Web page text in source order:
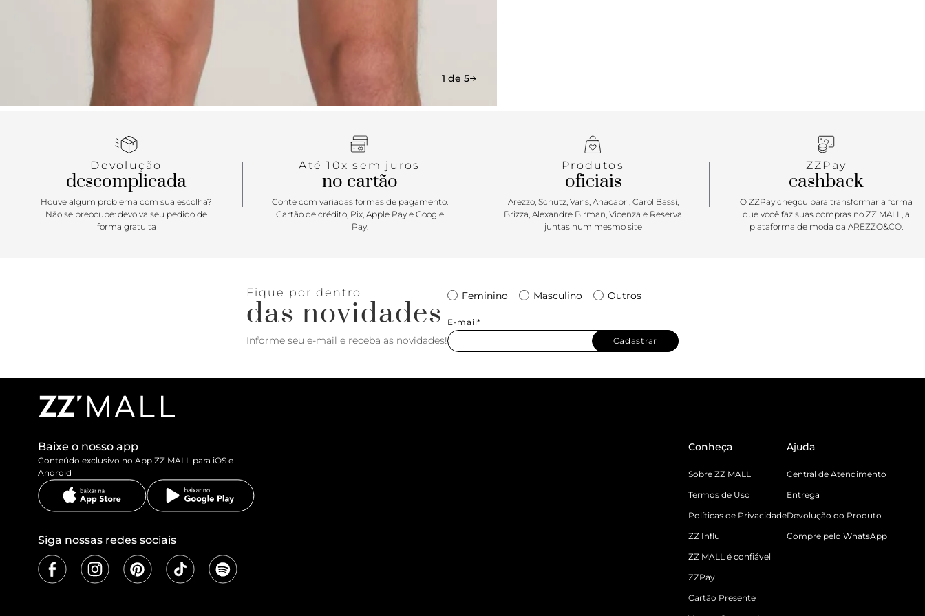
1 de 5
Devolução
descomplicada
Houve algum problema com sua escolha?
Não se preocupe: devolva seu pedido de
forma gratuita
Até 10x sem juros
no cartão
Conte com variadas formas de pagamento:
Cartão de crédito, Pix, Apple Pay e Google
Pay.
Produtos
oficiais
Arezzo, Schutz, Vans, Anacapri, Carol Bassi,
Brizza, Alexandre Birman, Vicenza e Reserva
juntas num mesmo site
ZZPay
cashback
O ZZPay chegou para transformar a forma
que você faz suas compras no ZZ MALL, a
plataforma de moda da AREZZO&CO.
Fique por dentro
das novidades
Informe seu e-mail e receba as novidades!
Feminino Masculino Outros
E-mail*
Cadastrar
Baixe o nosso app
Conteúdo exclusivo no App ZZ MALL para iOS e
Android
Siga nossas redes sociais
Conheça
Sobre ZZ MALL
Termos de Uso
Políticas de Privacidade
ZZ Influ
ZZ MALL é confiável
ZZPay
Cartão Presente
Ajuda
Central de Atendimento
Entrega
Devolução do Produto
Compre pelo WhatsApp